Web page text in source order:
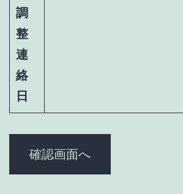
調
整
連
絡
日